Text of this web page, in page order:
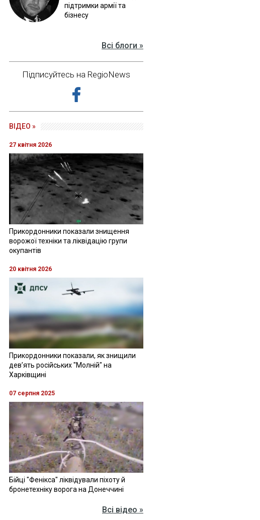
підтримки армії та
бізнесу
Всі блоги »
Підписуйтесь на RegioNews
ВІДЕО »
27 квітня 2026
Прикордонники показали знищення
ворожої техніки та ліквідацію групи
окупантів
20 квітня 2026
Прикордонники показали, як знищили
девʼять російських "Молній" на
Харківщині
07 серпня 2025
Бійці "Фенікса" ліквідували піхоту й
бронетехніку ворога на Донеччині
Всі відео »